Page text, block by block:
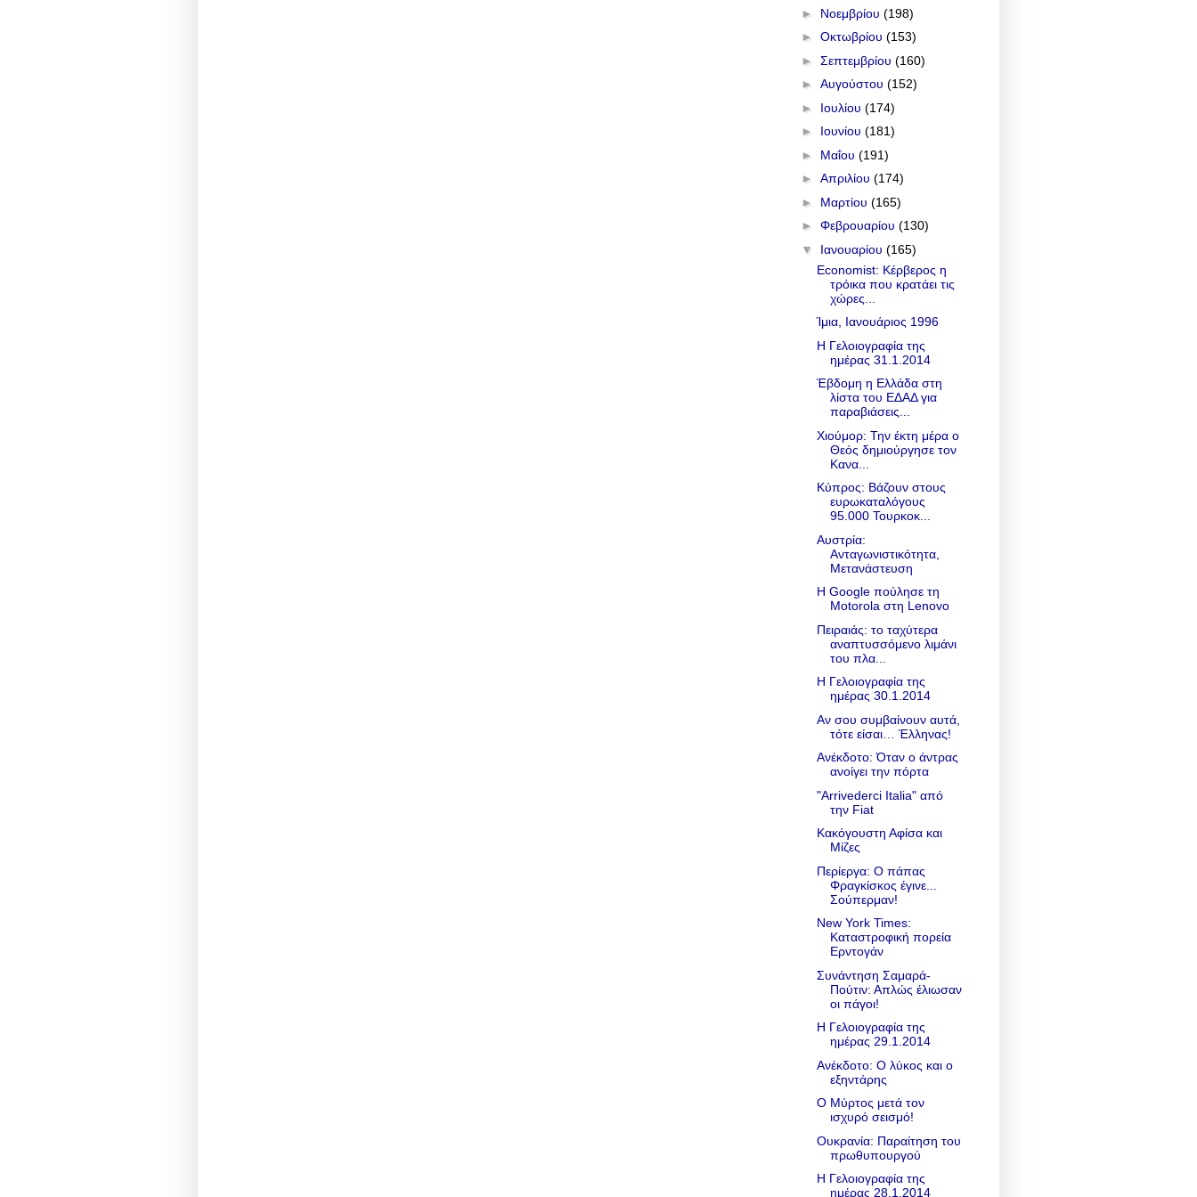
► Νοεμβρίου (198)
► Οκτωβρίου (153)
► Σεπτεμβρίου (160)
► Αυγούστου (152)
► Ιουλίου (174)
► Ιουνίου (181)
► Μαΐου (191)
► Απριλίου (174)
► Μαρτίου (165)
► Φεβρουαρίου (130)
▼ Ιανουαρίου (165)
Economist: Κέρβερος η
τρόικα που κρατάει τις
χώρες...
Ίμια, Ιανουάριος 1996
Η Γελοιογραφία της
ημέρας 31.1.2014
Έβδομη η Ελλάδα στη
λίστα του ΕΔΑΔ για
παραβιάσεις...
Χιούμορ: Την έκτη μέρα ο
Θεός δημιούργησε τον
Κανα...
Κύπρος: Βάζουν στους
ευρωκαταλόγους
95.000 Τουρκοκ...
Αυστρία:
Ανταγωνιστικότητα,
Μετανάστευση
Η Google πούλησε τη
Motorola στη Lenovo
Πειραιάς: το ταχύτερα
αναπτυσσόμενο λιμάνι
του πλα...
Η Γελοιογραφία της
ημέρας 30.1.2014
Αν σου συμβαίνουν αυτά,
τότε είσαι… Έλληνας!
Ανέκδοτο: Όταν ο άντρας
ανοίγει την πόρτα
"Arrivederci Italia" από
την Fiat
Κακόγουστη Αφίσα και
Μίζες
Περίεργα: Ο πάπας
Φραγκίσκος έγινε...
Σούπερμαν!
New York Times:
Καταστροφική πορεία
Ερντογάν
Συνάντηση Σαμαρά-
Πούτιν: Απλώς έλιωσαν
οι πάγοι!
Η Γελοιογραφία της
ημέρας 29.1.2014
Ανέκδοτο: Ο λύκος και ο
εξηντάρης
Ο Μύρτος μετά τον
ισχυρό σεισμό!
Ουκρανία: Παραίτηση του
πρωθυπουργού
Η Γελοιογραφία της
ημέρας 28.1.2014